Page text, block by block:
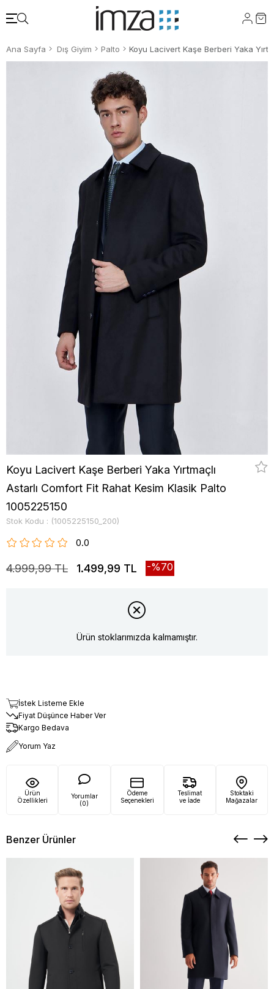
Ana Sayfa Dış Giyim Palto
Koyu Lacivert Kaşe Berberi Yaka Yırtmaçlı
Astarlı Comfort Fit Rahat Kesim Klasik Palto
1005225150
Stok Kodu (1005225150_200)
0.0
4.999,99 TL 1.499,99 TL 70
Ürün stoklarımızda kalmamıştır.
İstek Listeme Ekle
Fiyat Düşünce Haber Ver
Kargo Bedava
Yorum Yaz
Ürün
Özellikleri
Yorumlar
(0)
Ödeme
Seçenekleri
Teslimat
ve İade
Stoktaki
Mağazalar
Benzer Ürünler